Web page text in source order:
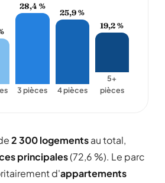
28,4 %
3 pièces
25,9 %
4 pièces
19,2 %
5+
pièces
2 300 logementsau total,
principales(72,6 %). Le parc
d'appartements